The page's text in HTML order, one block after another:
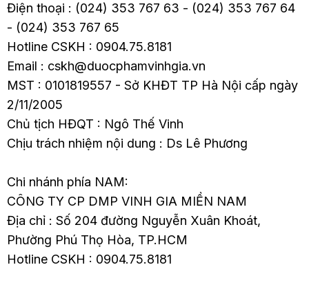
Điện thoại : (024) 353 767 63 - (024) 353 767 64
- (024) 353 767 65
Hotline CSKH : 0904.75.8181
Email : cskh@duocphamvinhgia.vn
MST : 0101819557 - Sở KHĐT TP Hà Nội cấp ngày
2/11/2005
Chủ tịch HĐQT : Ngô Thế Vinh
Chịu trách nhiệm nội dung : Ds Lê Phương
Chi nhánh phía NAM:
CÔNG TY CP DMP VINH GIA MIỀN NAM
Địa chỉ : Số 204 đường Nguyễn Xuân Khoát,
Phường Phú Thọ Hòa, TP.HCM
Hotline CSKH : 0904.75.8181